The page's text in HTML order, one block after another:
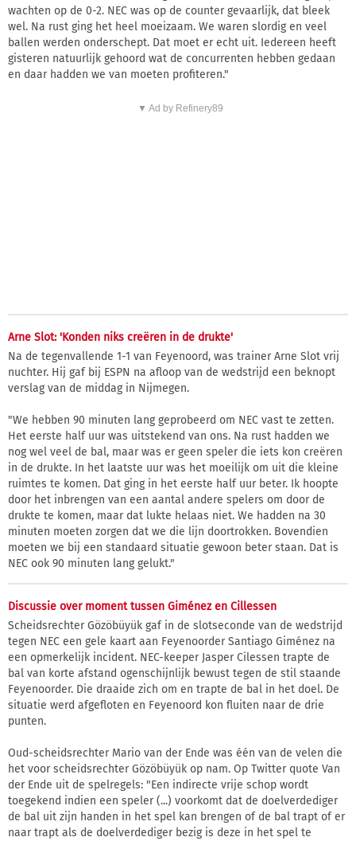
wachten op de 0-2. NEC was op de counter gevaarlijk, dat bleek
wel. Na rust ging het heel moeizaam. We waren slordig en veel
ballen werden onderschept. Dat moet er echt uit. Iedereen heeft
gisteren natuurlijk gehoord wat de concurrenten hebben gedaan
en daar hadden we van moeten profiteren."
▼ Ad by Refinery89
Arne Slot: 'Konden niks creëren in de drukte'
Na de tegenvallende 1-1 van Feyenoord, was trainer Arne Slot vrij
nuchter. Hij gaf bij ESPN na afloop van de wedstrijd een beknopt
verslag van de middag in Nijmegen.
"We hebben 90 minuten lang geprobeerd om NEC vast te zetten.
Het eerste half uur was uitstekend van ons. Na rust hadden we
nog wel veel de bal, maar was er geen speler die iets kon creëren
in de drukte. In het laatste uur was het moeilijk om uit die kleine
ruimtes te komen. Dat ging in het eerste half uur beter. Ik hoopte
door het inbrengen van een aantal andere spelers om door de
drukte te komen, maar dat lukte helaas niet. We hadden na 30
minuten moeten zorgen dat we die lijn doortrokken. Bovendien
moeten we bij een standaard situatie gewoon beter staan. Dat is
NEC ook 90 minuten lang gelukt."
Discussie over moment tussen Giménez en Cillessen
Scheidsrechter Gözöbüyük gaf in de slotseconde van de wedstrijd
tegen NEC een gele kaart aan Feyenoorder Santiago Giménez na
een opmerkelijk incident. NEC-keeper Jasper Cilessen trapte de
bal van korte afstand ogenschijnlijk bewust tegen de stil staande
Feyenoorder. Die draaide zich om en trapte de bal in het doel. De
situatie werd afgefloten en Feyenoord kon fluiten naar de drie
punten.
Oud-scheidsrechter Mario van der Ende was één van de velen die
het voor scheidsrechter Gözöbüyük op nam. Op Twitter quote Van
der Ende uit de spelregels: "Een indirecte vrije schop wordt
toegekend indien een speler (...) voorkomt dat de doelverdediger
de bal uit zijn handen in het spel kan brengen of de bal trapt of er
naar trapt als de doelverdediger bezig is deze in het spel te